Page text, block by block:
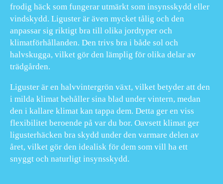
frodig häck som fungerar utmärkt som insynsskydd eller
vindskydd. Liguster är även mycket tålig och den
anpassar sig riktigt bra till olika jordtyper och
klimatförhållanden. Den trivs bra i både sol och
halvskugga, vilket gör den lämplig för olika delar av
trädgården.
Liguster är en halvvintergrön växt, vilket betyder att den
i milda klimat behåller sina blad under vintern, medan
den i kallare klimat kan tappa dem. Detta ger en viss
flexibilitet beroende på var du bor. Oavsett klimat ger
ligusterhäcken bra skydd under den varmare delen av
året, vilket gör den idealisk för dem som vill ha ett
snyggt och naturligt insynsskydd.